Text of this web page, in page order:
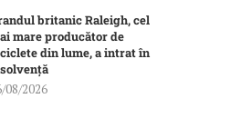
britanic Raleigh, cel
mare producător de
din lume, a intrat în
08/2026